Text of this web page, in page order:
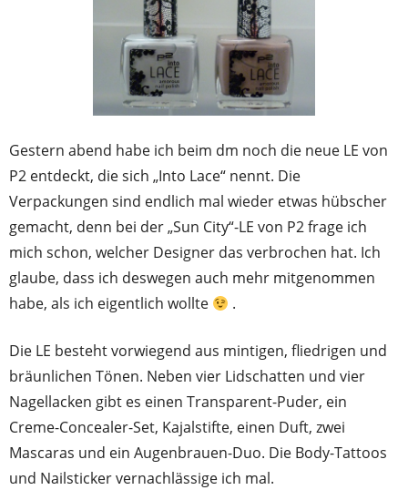
Gestern abend habe ich beim dm noch die neue LE von
P2 entdeckt, die sich „Into Lace“ nennt. Die
Verpackungen sind endlich mal wieder etwas hübscher
gemacht, denn bei der „Sun City“-LE von P2 frage ich
mich schon, welcher Designer das verbrochen hat. Ich
glaube, dass ich deswegen auch mehr mitgenommen
habe, als ich eigentlich wollte
.
Die LE besteht vorwiegend aus mintigen, fliedrigen und
bräunlichen Tönen. Neben vier Lidschatten und vier
Nagellacken gibt es einen Transparent-Puder, ein
Creme-Concealer-Set, Kajalstifte, einen Duft, zwei
Mascaras und ein Augenbrauen-Duo. Die Body-Tattoos
und Nailsticker vernachlässige ich mal.